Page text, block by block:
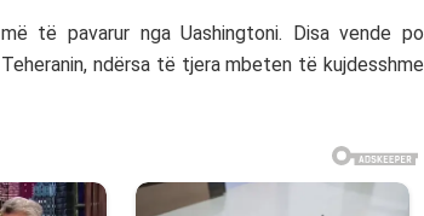
të pavarur nga Uashingtoni. Disa vende po
ndërsa të tjera mbeten të kujdesshme